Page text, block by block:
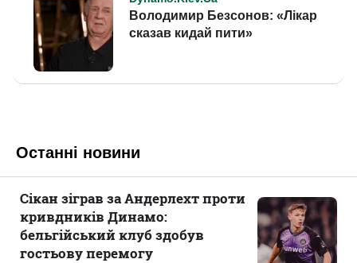
Останні новини
Сікан зіграв за Андерлехт проти
кривдників Динамо:
бельгійський клуб здобув
гостьову перемогу